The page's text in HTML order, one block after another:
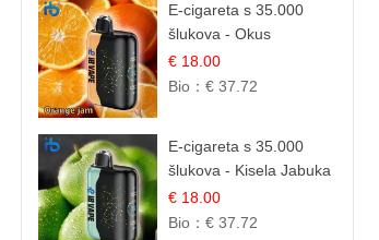
E-cigareta s 35.000
šlukova - Okus
Narančinog Džema |
Dugotrajno Iskustvo
€ 18.00
Bio： € 37.72
E-cigareta s 35.000
šlukova - Kisela Jabuka
Led | Osježavajući
Kiselo-Slatki Okus
€ 18.00
Bio： € 37.72